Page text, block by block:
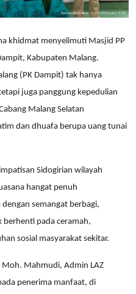
khidmat menyelimuti Masjid PP
Kabupaten Malang.
(PK Dampit) tak hanya
juga panggung kepedulian
Malang Selatan
dan dhuafa berupa uang tunai
Sidogirian wilayah
hangat penuh
semangat berbagi,
pada ceramah,
sosial masyarakat sekitar.
Moh. Mahmudi, Admin LAZ
penerima manfaat, di